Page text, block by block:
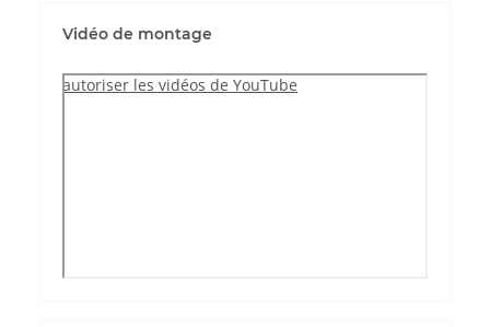
Vidéo de montage
autoriser les vidéos de YouTube